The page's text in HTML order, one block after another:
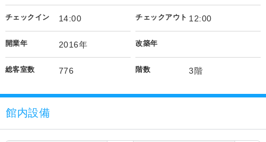
チェックイン 14:00 チェックアウト 12:00
開業年 2016年 改築年
総客室数 776 階数 3階
館内設備